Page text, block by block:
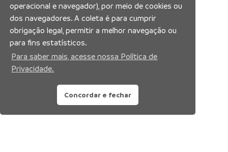
operacional e navegador), por meio de cookies ou
dos navegadores. A coleta é para cumprir
obrigação legal, permitir a melhor navegação ou
para fins estatísticos.
Para saber mais, acesse nossa Política de
Privacidade.
Concordar e fechar